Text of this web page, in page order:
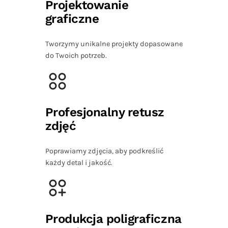
Projektowanie
graficzne
Tworzymy unikalne projekty dopasowane
do Twoich potrzeb.
Profesjonalny retusz
zdjęć
Poprawiamy zdjęcia, aby podkreślić
każdy detal i jakość.
Produkcja poligraficzna